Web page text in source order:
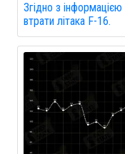
Згідно з
втрати літака F-16.